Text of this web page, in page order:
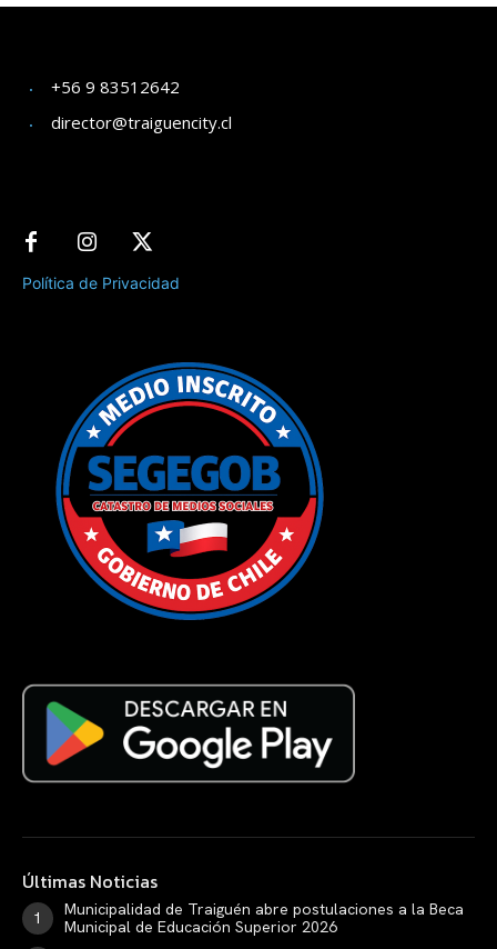
+56 9 83512642
director@traiguencity.cl
Política de Privacidad
Últimas Noticias
Municipalidad de Traiguén abre postulaciones a la Beca
Municipal de Educación Superior 2026